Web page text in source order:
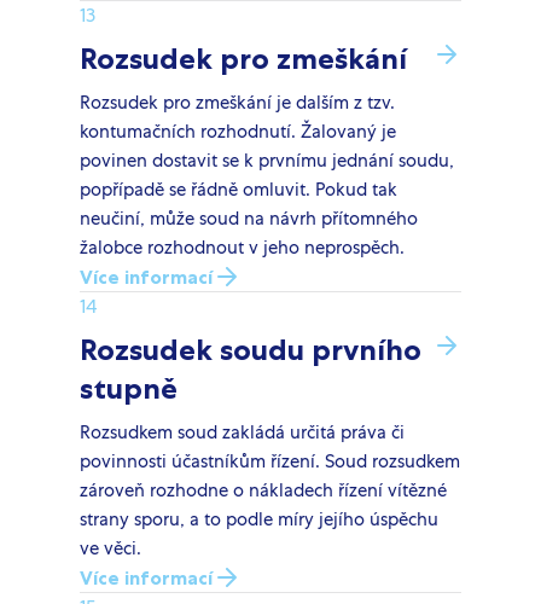
13
Rozsudek pro zmeškání
Rozsudek pro zmeškání je dalším z tzv.
kontumačních rozhodnutí. Žalovaný je
povinen dostavit se k prvnímu jednání soudu,
popřípadě se řádně omluvit. Pokud tak
neučiní, může soud na návrh přítomného
žalobce rozhodnout v jeho neprospěch.
Více informací
14
Rozsudek soudu prvního
stupně
Rozsudkem soud zakládá určitá práva či
povinnosti účastníkům řízení. Soud rozsudkem
zároveň rozhodne o nákladech řízení vítězné
strany sporu, a to podle míry jejího úspěchu
ve věci.
Více informací